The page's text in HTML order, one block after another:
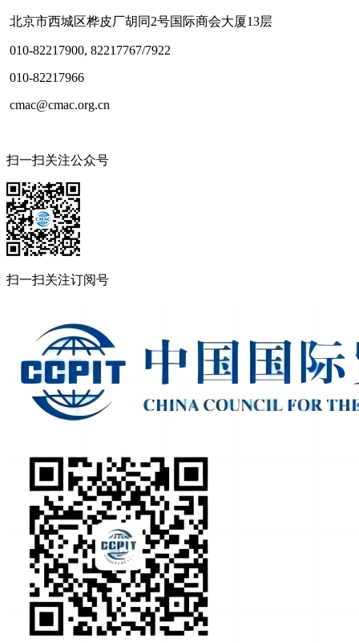
北京市西城区桦皮厂胡同2号国际商会大厦13层
010-82217900, 82217767/7922
010-82217966
cmac@cmac.org.cn
扫一扫关注公众号
扫一扫关注订阅号